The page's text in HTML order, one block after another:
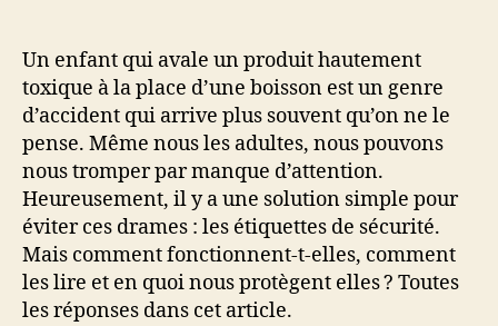
Un enfant qui avale un produit hautement
toxique à la place d’une boisson est un genre
d’accident qui arrive plus souvent qu’on ne le
pense. Même nous les adultes, nous pouvons
nous tromper par manque d’attention.
Heureusement, il y a une solution simple pour
éviter ces drames : les étiquettes de sécurité.
Mais comment fonctionnent-t-elles, comment
les lire et en quoi nous protègent elles ? Toutes
les réponses dans cet article.